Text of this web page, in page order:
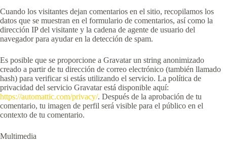
Cuando los visitantes dejan comentarios en el sitio, recopilamos los
datos que se muestran en el formulario de comentarios, así como la
dirección IP del visitante y la cadena de agente de usuario del
navegador para ayudar en la detección de spam.
Es posible que se proporcione a Gravatar un string anonimizado
creado a partir de tu dirección de correo electrónico (también llamado
hash) para verificar si estás utilizando el servicio. La política de
privacidad del servicio Gravatar está disponible aquí:
https://automattic.com/privacy/. Después de la aprobación de tu
comentario, tu imagen de perfil será visible para el público en el
contexto de tu comentario.
Multimedia